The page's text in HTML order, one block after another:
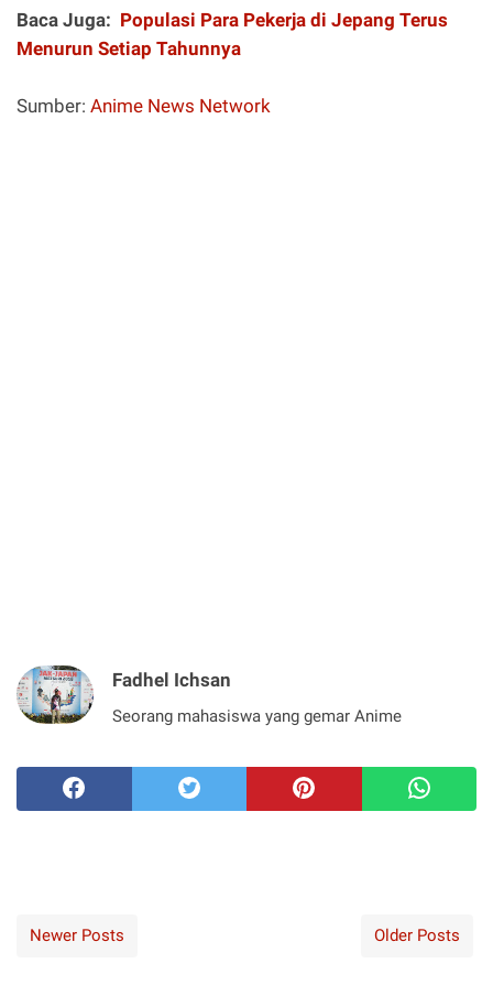
Baca Juga: Populasi Para Pekerja di Jepang Terus
Menurun Setiap Tahunnya
Sumber: Anime News Network
Fadhel Ichsan
Seorang mahasiswa yang gemar Anime
Newer Posts Older Posts